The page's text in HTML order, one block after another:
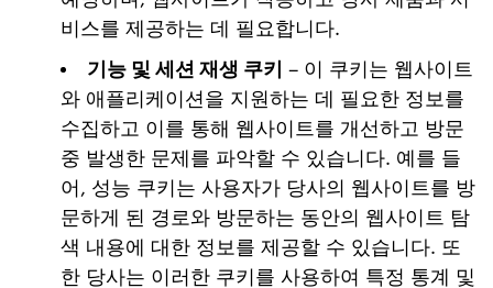
비스를 제공하는 데 필요합니다.
기능 및 세션 재생 쿠키
– 이 쿠키는 웹사이트
와 애플리케이션을 지원하는 데 필요한 정보를
수집하고 이를 통해 웹사이트를 개선하고 방문
중 발생한 문제를 파악할 수 있습니다. 예를 들
어, 성능 쿠키는 사용자가 당사의 웹사이트를 방
문하게 된 경로와 방문하는 동안의 웹사이트 탐
색 내용에 대한 정보를 제공할 수 있습니다. 또
한 당사는 이러한 쿠키를 사용하여 특정 통계 및